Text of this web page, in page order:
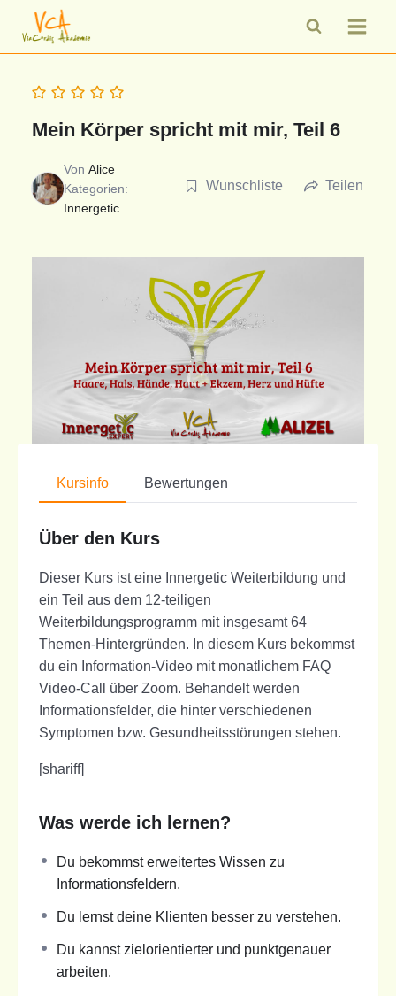
Inhalt
Mein Körper spricht mit mir, Teil 6
Von Alice
Kategorien:
Innergetic
Wunschliste Teilen
Kursinfo Bewertungen
Über den Kurs
Dieser Kurs ist eine Innergetic Weiterbildung und
ein Teil aus dem 12-teiligen
Weiterbildungsprogramm mit insgesamt 64
Themen-Hintergründen. In diesem Kurs bekommst
du ein Information-Video mit monatlichem FAQ
Video-Call über Zoom. Behandelt werden
Informationsfelder, die hinter verschiedenen
Symptomen bzw. Gesundheitsstörungen stehen.
[shariff]
Was werde ich lernen?
Du bekommst erweitertes Wissen zu
Informationsfeldern.
Du lernst deine Klienten besser zu verstehen.
Du kannst zielorientierter und punktgenauer
arbeiten.